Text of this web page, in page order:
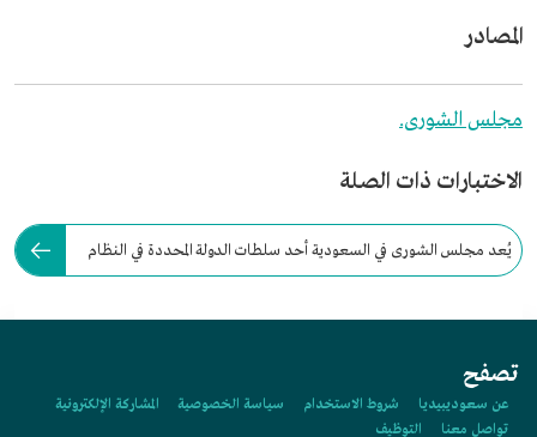
المصادر
مجلس الشورى.
الاختبارات ذات الصلة
يُعد مجلس الشورى في السعودية أحد سلطات الدولة المحددة في النظام
تصفح
عن سعوديبيديا شروط الاستخدام سياسة الخصوصية
المشاركة الإلكترونية
تواصل معنا
التوظيف